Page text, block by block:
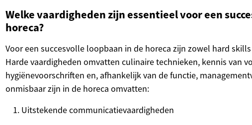
Welke vaardigheden zijn essentieel voor een
horeca?
Voor een succesvolle loopbaan in de horeca zijn zowel hard
Harde vaardigheden omvatten culinaire technieken, kennis van
hygiënevoorschriften en, afhankelijk van de functie,
onmisbaar zijn in de horeca omvatten:
Uitstekende communicatievaardigheden